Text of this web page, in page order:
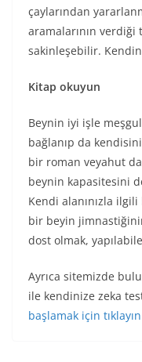
çaylarından
aramalarının
sakinleşebilir.
Kitap okuyun
Beynin iyi işle
bağlanıp da
bir roman veyahut
beynin kapasitesini
Kendi alanınızla
bir beyin
dost olmak,
Ayrıca sitemizde
ile kendinize zeka
başlamak için